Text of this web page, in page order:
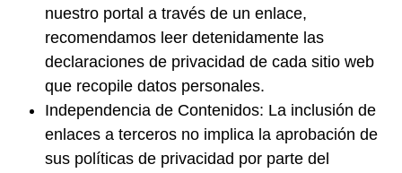
nuestro portal a través de un enlace,
recomendamos leer detenidamente las
declaraciones de privacidad de cada sitio web
que recopile datos personales.
Independencia de Contenidos: La inclusión de
enlaces a terceros no implica la aprobación de
sus políticas de privacidad por parte del